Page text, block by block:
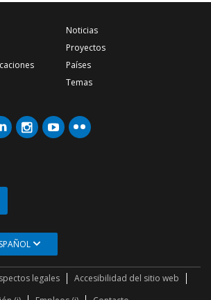
Noticias
Proyectos
Países
Temas
legales
Accesibilidad del sitio web